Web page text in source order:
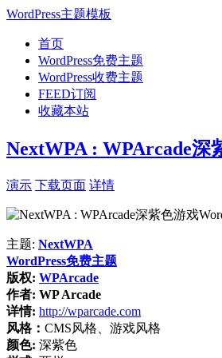
WordPress主题模板
首页
WordPress免费主题
WordPress收费主题
FEED订阅
收藏本站
NextWPA : WPArcade深
演示 下载页面 详情
主题: NextWPA
WordPress免费主题
版权: WPArcade
作者: WP Arcade
详情: http://wparcade.com
风格： CMS风格、游戏风格
颜色: 深紫色